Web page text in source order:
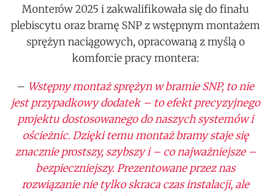
Monterów 2025 i zakwalifikowała się do finału
plebiscytu oraz bramę SNP z wstępnym montażem
sprężyn naciągowych, opracowaną z myślą o
komforcie pracy montera:
– Wstępny montaż sprężyn w bramie SNP, to nie
jest przypadkowy dodatek – to efekt precyzyjnego
projektu dostosowanego do naszych systemów i
ościeżnic. Dzięki temu montaż bramy staje się
znacznie prostszy, szybszy i – co najważniejsze –
bezpieczniejszy. Prezentowane przez nas
rozwiązanie nie tylko skraca czas instalacji, ale